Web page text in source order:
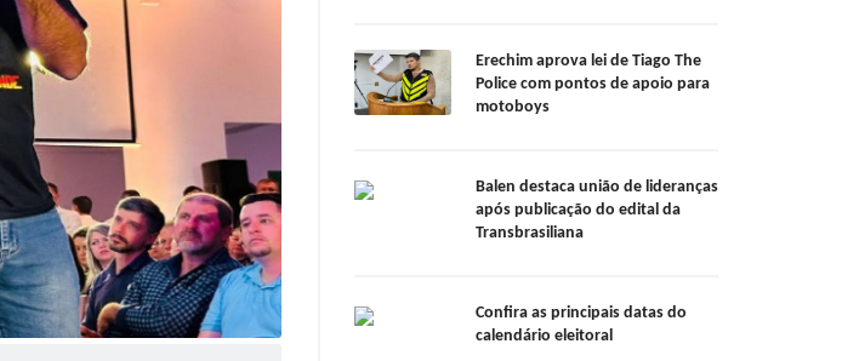
Erechim aprova lei de Tiago The
Police com pontos de apoio para
motoboys
Balen destaca união de lideranças
após publicação do edital da
Transbrasiliana
Confira as principais datas do
calendário eleitoral